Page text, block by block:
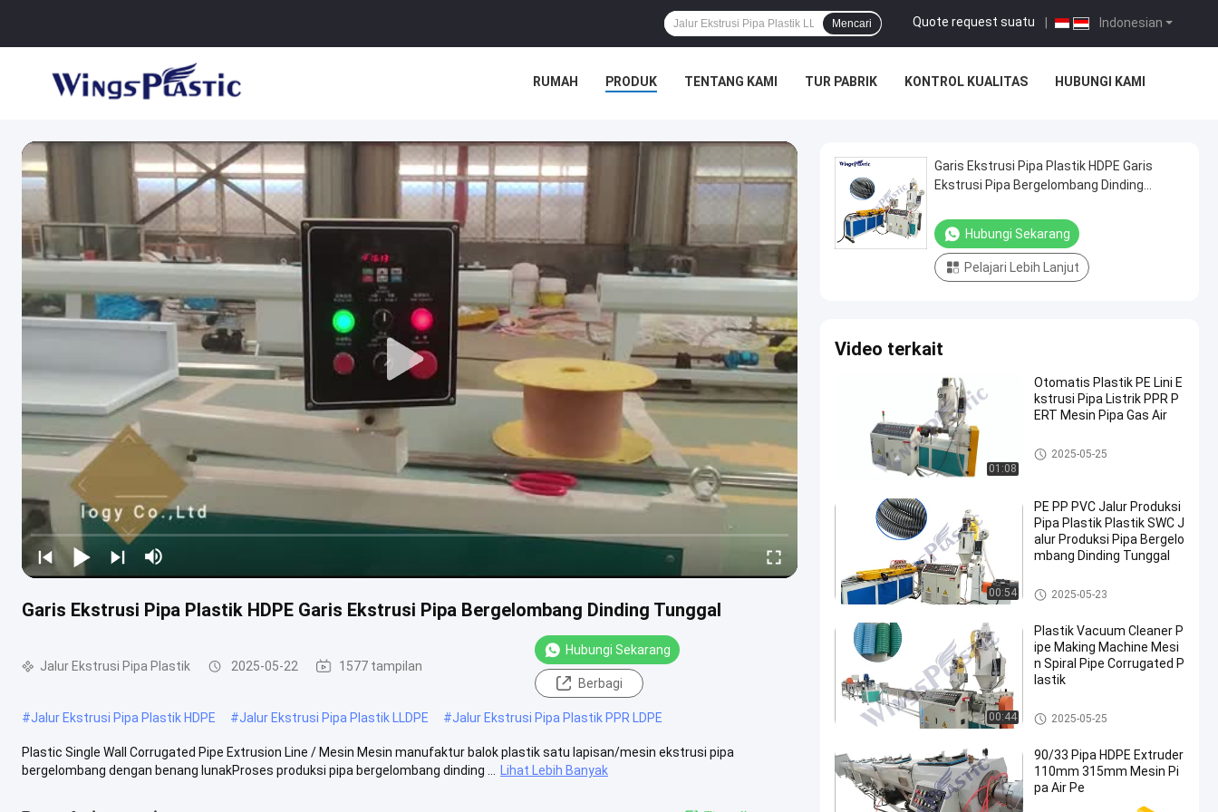
Indonesian
Quote request suatu
Mencari
RUMAH PRODUK TENTANG KAMI TUR PABRIK KONTROL KUALITAS HUBUNGI KAMI
Garis Ekstrusi Pipa Plastik HDPE Garis Ekstrusi Pipa Bergelombang Dinding Tunggal
Jalur Ekstrusi Pipa Plastik 2025-05-22 1577 tampilan
Hubungi Sekarang
Berbagi
#Jalur Ekstrusi Pipa Plastik HDPE #Jalur Ekstrusi Pipa Plastik LLDPE #Jalur Ekstrusi Pipa Plastik PPR LDPE
Plastic Single Wall Corrugated Pipe Extrusion Line / Mesin Mesin manufaktur balok plastik satu lapisan/mesin ekstrusi pipa
bergelombang dengan benang lunakProses produksi pipa bergelombang dinding ...
Lihat Lebih Banyak
Garis Ekstrusi Pipa Plastik HDPE Garis
Ekstrusi Pipa Bergelombang Dinding
Hubungi Sekarang
Pelajari Lebih Lanjut
Video terkait
01:08
Otomatis Plastik PE Lini E
kstrusi Pipa Listrik PPR P
ERT Mesin Pipa Gas Air
Jalur Ekstrusi Pipa Plastik
2025-05-25
00:54
PE PP PVC Jalur Produksi
Pipa Plastik Plastik SWC J
alur Produksi Pipa Bergelo
mbang Dinding Tunggal
Jalur Ekstrusi Pipa Plastik
2025-05-23
00:44
Plastik Vacuum Cleaner P
ipe Making Machine Mesi
n Spiral Pipe Corrugated P
lastik
Jalur Ekstrusi Pipa Plastik
2025-05-25
90/33 Pipa HDPE Extruder
110mm 315mm Mesin Pi
pa Air Pe